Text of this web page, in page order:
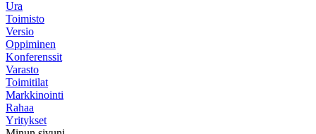
Ura
Toimisto
Versio
Oppiminen
Konferenssit
Varasto
Toimitilat
Markkinointi
Rahaa
Yritykset